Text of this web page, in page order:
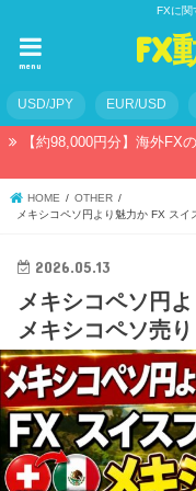
FXに関
FX
menu
USD/JPY EUR/USD
【約98,000円分】海外
HOME
OTHER
メキシコペソ円より魅力か FX ス
2026.05.13
メキシコペソ円
メキシコペソ売